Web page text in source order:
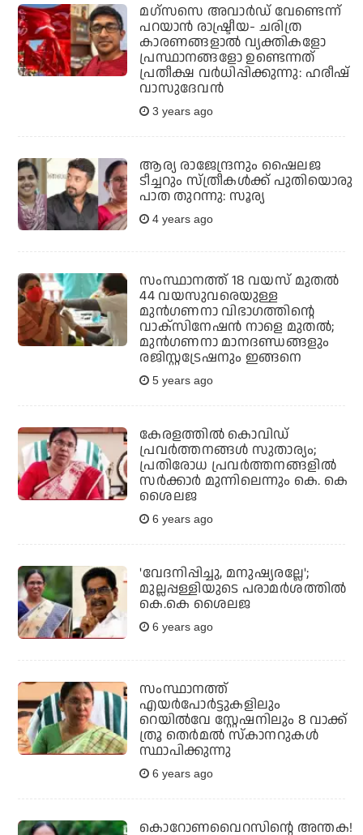
മഗ്‌സസെ അവാര്‍ഡ് വേണ്ടെന്ന്
പറയാന്‍ രാഷ്ട്രീയ- ചരിത്ര
കാരണങ്ങളാല്‍ വ്യക്തികളോ
പ്രസ്ഥാനങ്ങളോ ഉണ്ടെന്നത്
പ്രതീക്ഷ വര്‍ധിപ്പിക്കുന്നു: ഹരീഷ്
വാസുദേവന്‍
3 years ago
ആര്യ രാജേന്ദ്രനും ഷൈലജ
ടീച്ചറും സ്ത്രീകള്‍ക്ക് പുതിയൊരു
പാത തുറന്നു: സൂര്യ
4 years ago
സംസ്ഥാനത്ത് 18 വയസ് മുതല്‍
44 വയസുവരെയുള്ള
മുന്‍ഗണനാ വിഭാഗത്തിന്റെ
വാക്സിനേഷന്‍ നാളെ മുതല്‍;
മുന്‍ഗണനാ മാനദണ്ഡങ്ങളും
രജിസ്റ്റട്രേഷനും ഇങ്ങനെ
5 years ago
കേരളത്തില്‍ കൊവിഡ്
പ്രവര്‍ത്തനങ്ങള്‍ സുതാര്യം;
പ്രതിരോധ പ്രവര്‍ത്തനങ്ങളില്‍
സര്‍ക്കാര്‍ മുന്നിലെന്നും കെ. കെ
ശൈലജ
6 years ago
'വേദനിപ്പിച്ചു, മനുഷ്യരല്ലേ';
മുല്ലപ്പള്ളിയുടെ പരാമര്‍ശത്തില്‍
കെ.കെ ശൈലജ
6 years ago
സംസ്ഥാനത്ത്
എയര്‍പോര്‍ട്ടുകളിലും
റെയില്‍വേ സ്റ്റേഷനിലും 8 വാക്ക്
ത്രൂ തെര്‍മല്‍ സ്‌കാനറുകള്‍
സ്ഥാപിക്കുന്നു
6 years ago
കൊറോണവൈറസിന്റെ അന്തക!